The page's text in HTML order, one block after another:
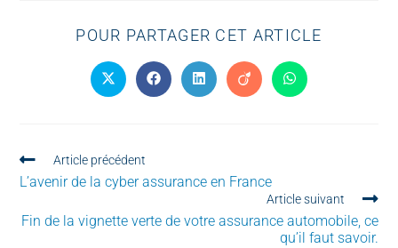
POUR PARTAGER CET ARTICLE
Article précédent
L’avenir de la cyber assurance en France
Article suivant
Fin de la vignette verte de votre assurance automobile, ce
qu’il faut savoir.